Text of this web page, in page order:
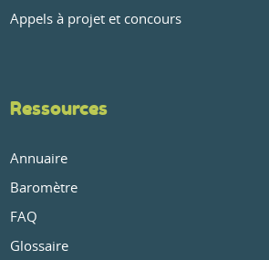
Appels à projet et concours
Ressources
Annuaire
Baromètre
FAQ
Glossaire